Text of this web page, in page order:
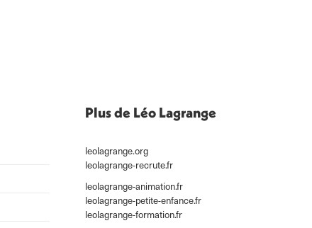
Plus de Léo Lagrange
leolagrange.org
leolagrange-recrute.fr
leolagrange-animation.fr
leolagrange-petite-enfance.fr
leolagrange-formation.fr